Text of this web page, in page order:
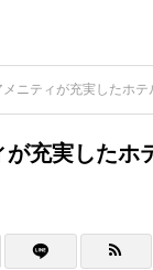
メニティが充実したホテ
が充実したホ